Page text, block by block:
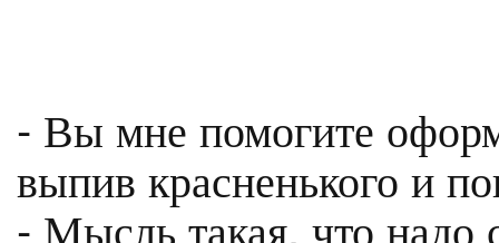
- Вы мне помогите
выпив красненького и
- Мысль такая, что надо